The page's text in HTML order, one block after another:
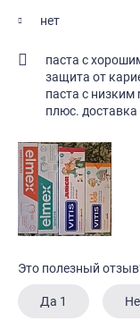
нет
паста с
защита от
паста с низким
плюс. доставка
Это полезный
Да 1